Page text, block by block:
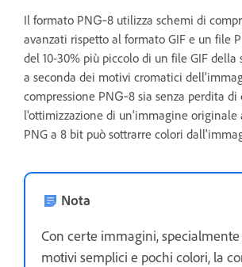
Il formato PNG‑8 utilizza schemi di
avanzati rispetto al formato GIF e un file
del 10-30% più piccolo di un file GIF della
a seconda dei motivi cromatici
compressione PNG‑8 sia senza perdita di
l'ottimizzazione di un'immagine originale
PNG a 8 bit può sottrarre colori
Nota
Con certe immagini,
motivi semplici e pochi colori, la